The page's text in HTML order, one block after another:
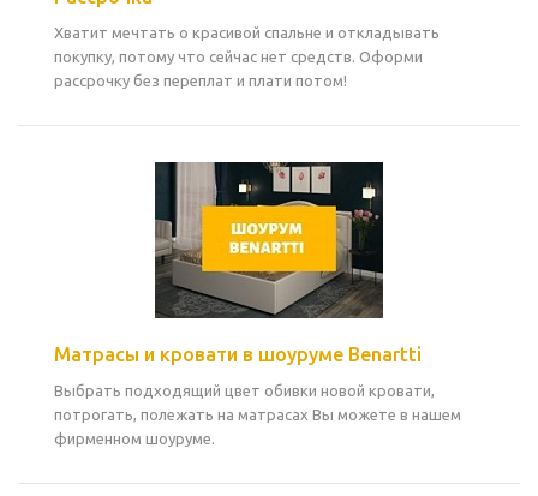
Хватит мечтать о красивой спальне и откладывать
покупку, потому что сейчас нет средств. Оформи
рассрочку без переплат и плати потом!
Матрасы и кровати в шоуруме Benartti
Выбрать подходящий цвет обивки новой кровати,
потрогать, полежать на матрасах Вы можете в нашем
фирменном шоуруме.